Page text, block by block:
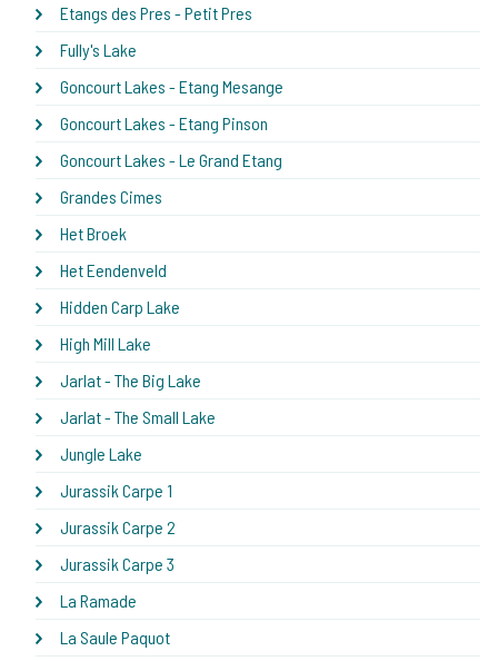
Etangs des Pres - Petit Pres
Fully's Lake
Goncourt Lakes - Etang Mesange
Goncourt Lakes - Etang Pinson
Goncourt Lakes - Le Grand Etang
Grandes Cimes
Het Broek
Het Eendenveld
Hidden Carp Lake
High Mill Lake
Jarlat - The Big Lake
Jarlat - The Small Lake
Jungle Lake
Jurassik Carpe 1
Jurassik Carpe 2
Jurassik Carpe 3
La Ramade
La Saule Paquot